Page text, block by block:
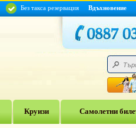
Без такса резервация Вдъхновение
Круизи Самолетни